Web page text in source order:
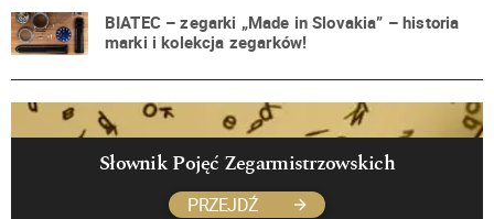
BIATEC – zegarki „Made in Slovakia” – historia
marki i kolekcja zegarków!
Słownik Pojęć Zegarmistrzowskich
PRZEJDŹ